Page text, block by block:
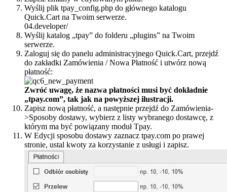
Wyślij plik tpay_config.php do głównego katalogu
Quick.Cart na Twoim serwerze.
04.developer/
Wyślij katalog „tpay” do folderu „plugins” na Twoim
serwerze.
Zaloguj się do panelu administracyjnego Quick.Cart, przejdź
do zakładki Zamówienia / Nowa Płatność i utwórz nową
płatność:
Zwróć uwagę, że nazwa płatności musi być dokładnie
„tpay.com”, tak jak na powyższej ilustracji.
Zapisz nową płatność, a następnie przejdź do Zamówienia-
>Sposoby dostawy, wybierz z listy wybranego dostawcę, z
którym ma być powiązany moduł Tpay.
W Edycji sposobu dostawy zaznacz tpay.com po prawej
stronie, ustal kwoty za korzystanie z usługi i zapisz.